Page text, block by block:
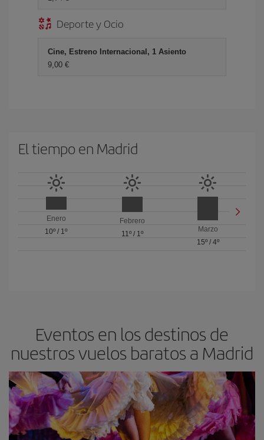
Deporte y Ocio
Cine, Estreno Internacional, 1 Asiento
9,00 €
El tiempo en Madrid
Enero
10º / 1º
Febrero
11º/ 1º
Marzo
15º/ 4º
Eventos en los destinos de
nuestros vuelos baratos a Madrid